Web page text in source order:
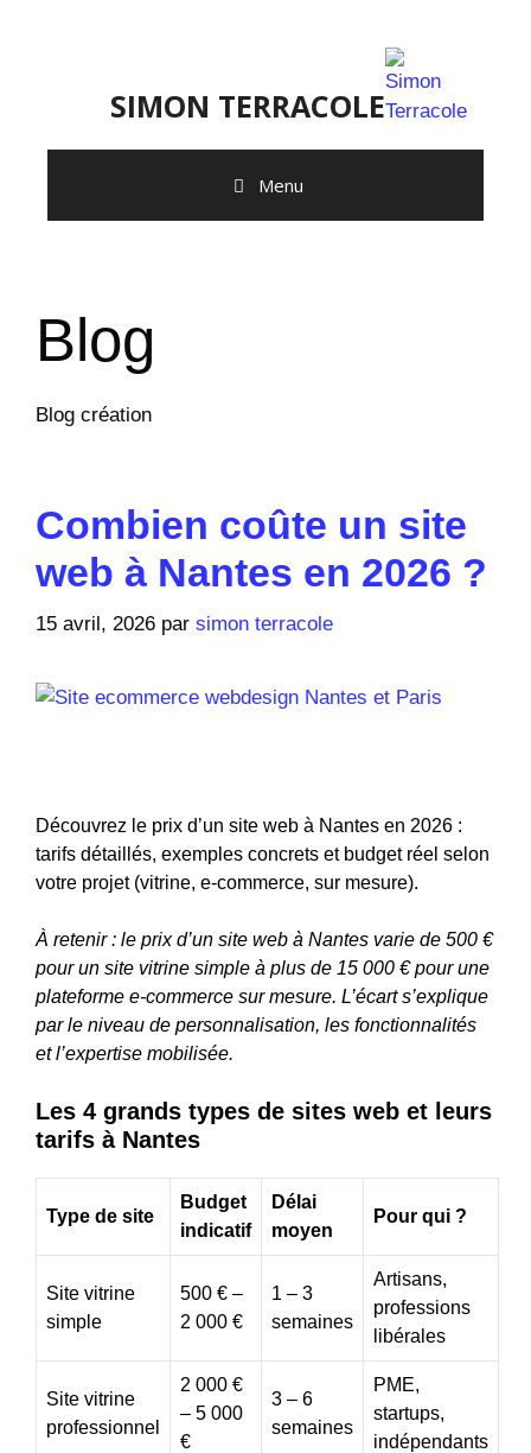
SIMON TERRACOLE
Menu
Blog
Blog création
Combien coûte un site
web à Nantes en 2026 ?
15 avril, 2026 par simon terracole
Découvrez le prix d’un site web à Nantes en 2026 :
tarifs détaillés, exemples concrets et budget réel selon
votre projet (vitrine, e-commerce, sur mesure).
À retenir : le prix d’un site web à Nantes varie de 500 €
pour un site vitrine simple à plus de 15 000 € pour une
plateforme e-commerce sur mesure. L’écart s’explique
par le niveau de personnalisation, les fonctionnalités
et l’expertise mobilisée.
Les 4 grands types de sites web et leurs
tarifs à Nantes
Type de site
Budget
indicatif
Délai
moyen
Pour qui ?
Site vitrine
simple
500 € –
2 000 €
1 – 3
semaines
Artisans,
professions
libérales
Site vitrine
professionnel
2 000 €
– 5 000
€
3 – 6
semaines
PME,
startups,
indépendants